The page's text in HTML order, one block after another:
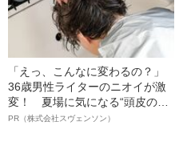
「えっ、こんなに変わるの？」
36歳男性ライターのニオイが激
変！ 夏場に気になる“頭皮のニ
オイ”や“ベタつき”を解消す
PR（株式会社スヴェンソン）